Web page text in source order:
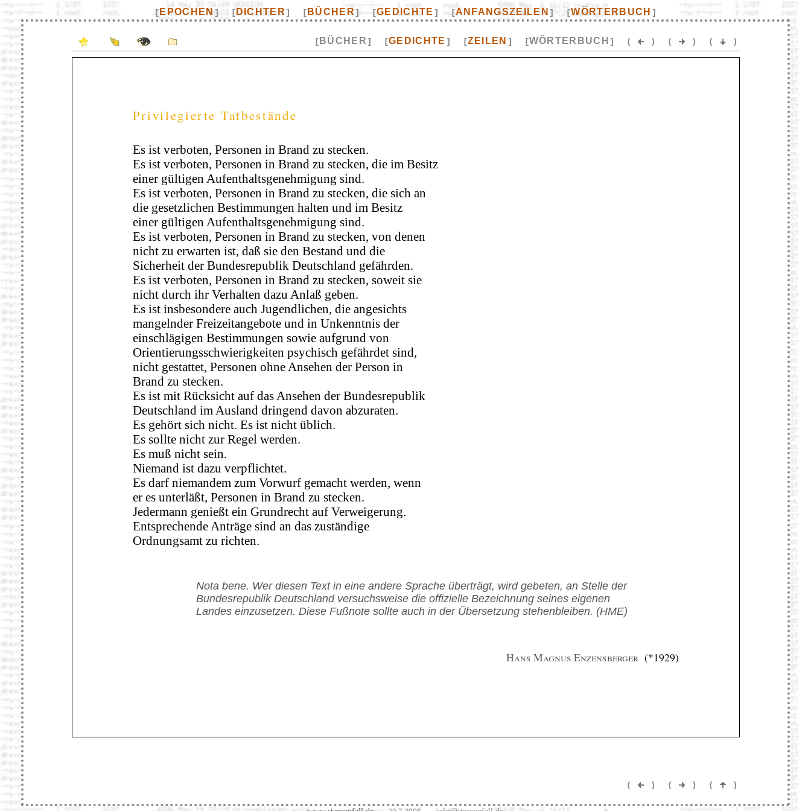
[ EPOCHEN ] [ DICHTER] [ BÜCHER] [GEDICHTE ] [ANFANGSZEILEN ] [WÖRTERBUCH ]
[ BÜCHER] [GEDICHTE ] [ZEILEN ] [WÖRTERBUCH ] ( ) ( ) ( )
Privilegierte Tatbestände
Es ist verboten, Personen in Brand zu stecken.
Es ist verboten, Personen in Brand zu stecken, die im Besitz
einer gültigen Aufenthaltsgenehmigung sind.
Es ist verboten, Personen in Brand zu stecken, die sich an
die gesetzlichen Bestimmungen halten und im Besitz
einer gültigen Aufenthaltsgenehmigung sind.
Es ist verboten, Personen in Brand zu stecken, von denen
nicht zu erwarten ist, daß sie den Bestand und die
Sicherheit der Bundesrepublik Deutschland gefährden.
Es ist verboten, Personen in Brand zu stecken, soweit sie
nicht durch ihr Verhalten dazu Anlaß geben.
Es ist insbesondere auch Jugendlichen, die angesichts
mangelnder Freizeitangebote und in Unkenntnis der
einschlägigen Bestimmungen sowie aufgrund von
Orientierungsschwierigkeiten psychisch gefährdet sind,
nicht gestattet, Personen ohne Ansehen der Person in
Brand zu stecken.
Es ist mit Rücksicht auf das Ansehen der Bundesrepublik
Deutschland im Ausland dringend davon abzuraten.
Es gehört sich nicht. Es ist nicht üblich.
Es sollte nicht zur Regel werden.
Es muß nicht sein.
Niemand ist dazu verpflichtet.
Es darf niemandem zum Vorwurf gemacht werden, wenn
er es unterläßt, Personen in Brand zu stecken.
Jedermann genießt ein Grundrecht auf Verweigerung.
Entsprechende Anträge sind an das zuständige
Ordnungsamt zu richten.
Nota bene. Wer diesen Text in eine andere Sprache überträgt, wird gebeten, an Stelle der
Bundesrepublik Deutschland versuchsweise die offizielle Bezeichnung seines eigenen
Landes einzusetzen. Diese Fußnote sollte auch in der Übersetzung stehenbleiben. (HME)
Hans Magnus Enzensberger(*1929)
( ) ( ) ( )